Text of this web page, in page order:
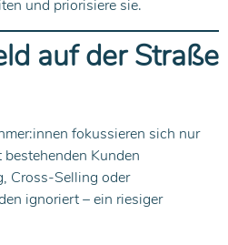
und priorisiere sie.
auf der Straße
fokussieren sich nur
Kunden
Cross-Selling oder
ignoriert – ein riesiger